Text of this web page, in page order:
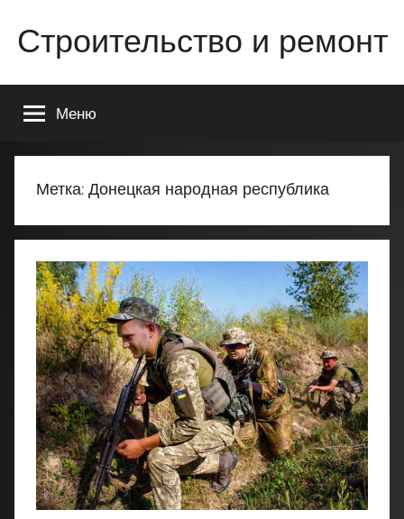
содержимому
Строительство и ремонт
строительстве
ремонте
Вашего
или
Меню
Метка: Донецкая народная республика